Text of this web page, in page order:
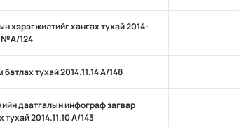
хэрэгжилтийг хангах тухай 2014-
№А/124
тухай 2014.11.14 А/148
даатгалын инфограф загвар
тухай 2014.11.10 А/143